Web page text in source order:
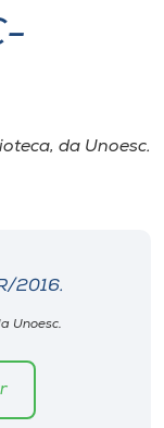
da Unoesc.
2016.
Unoesc.